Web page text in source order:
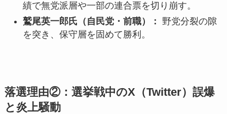
績で無党派層や一部の連合票を切り崩す。
鷲尾英一郎氏（自民党・前職）：
野党分裂の隙
を突き、保守層を固めて勝利。
落選理由②：選挙戦中のX（Twitter）誤爆
と炎上騒動